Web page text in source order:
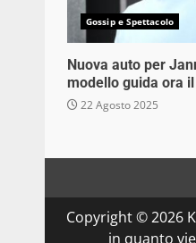
Gossip e Spettacolo
Nuova auto per
modello guida ora
22 Agosto 2025
Copyright © 2026
in quanto